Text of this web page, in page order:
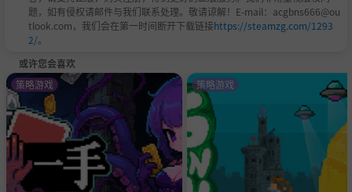
题，如有侵权请邮件与我们联系处理。敬请谅解！E-mail：acgbns666@ou
tlook.com，我们会在第一时间断开下载链接https://steamzg.com/1293
2/。
或许您会喜欢
策略游戏 策略游戏